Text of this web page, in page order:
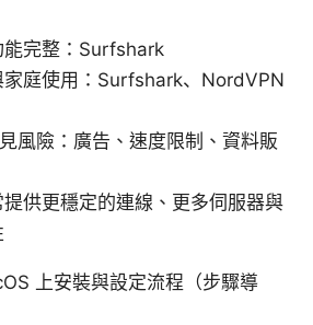
能完整：Surfshark
家庭使用：Surfshark、NordVPN
風險：廣告、速度限制、資料販
供更穩定的連線、更多伺服器與
上安裝與設定流程（步驟導